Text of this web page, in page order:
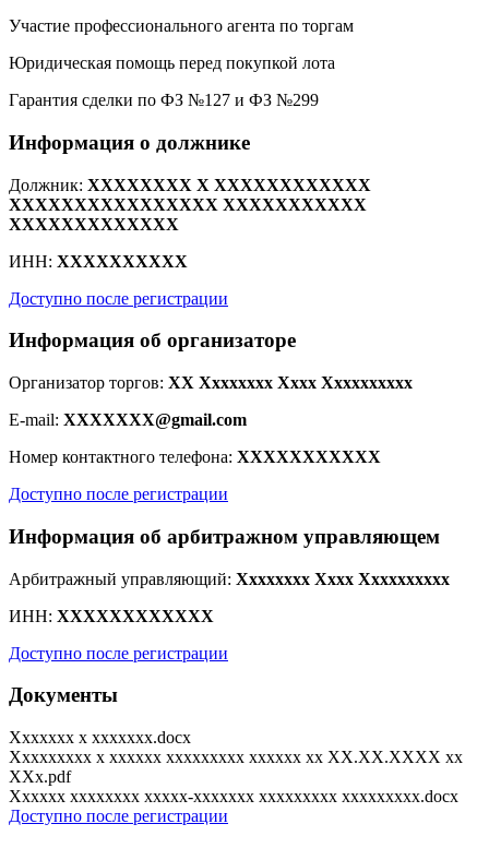
Участие профессионального агента по торгам
Юридическая помощь перед покупкой лота
Гарантия сделки по ФЗ №127 и ФЗ №299
Информация о должнике
Должник: XXXXXXXX X XXXXXXXXXXXX
XXXXXXXXXXXXXXXX XXXXXXXXXXX
XXXXXXXXXXXXX
ИНН: XXXXXXXXXX
Доступно после регистрации
Информация об организаторе
Организатор торгов: XX Xxxxxxxx Xxxx Xxxxxxxxxx
E-mail: XXXXXXX@gmail.com
Номер контактного телефона: XXXXXXXXXXX
Доступно после регистрации
Информация об арбитражном управляющем
Арбитражный управляющий: Xxxxxxxx Xxxx Xxxxxxxxxx
ИНН: XXXXXXXXXXXX
Доступно после регистрации
Документы
Xxxxxxx x xxxxxxx.docx
Xxxxxxxxx x xxxxxx xxxxxxxxx xxxxxx xx XX.XX.XXXX xx
XXx.pdf
Xxxxxx xxxxxxxx xxxxx-xxxxxxx xxxxxxxxx xxxxxxxxx.docx
Доступно после регистрации